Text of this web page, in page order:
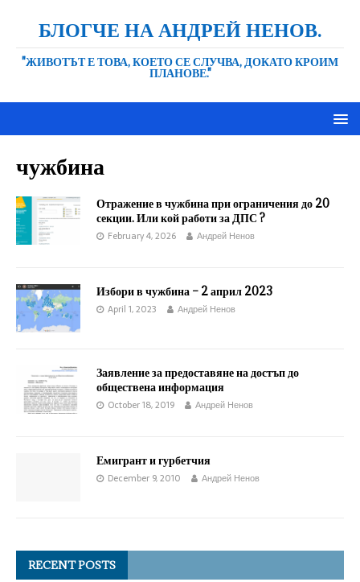
БЛОГЧЕ НА АНДРЕЙ НЕНОВ.
"ЖИВОТЪТ Е ТОВА, КОЕТО СЕ СЛУЧВА, ДОКАТО КРОИМ
ПЛАНОВЕ."
чужбина
Отражение в чужбина при ограничения до 20
секции. Или кой работи за ДПС ?
February 4, 2026 Андрей Ненов
Избори в чужбина – 2 април 2023
April 1, 2023 Андрей Ненов
Заявление за предоставяне на достъп до
обществена информация
October 18, 2019 Андрей Ненов
Емигрант и гурбетчия
December 9, 2010 Андрей Ненов
RECENT POSTS